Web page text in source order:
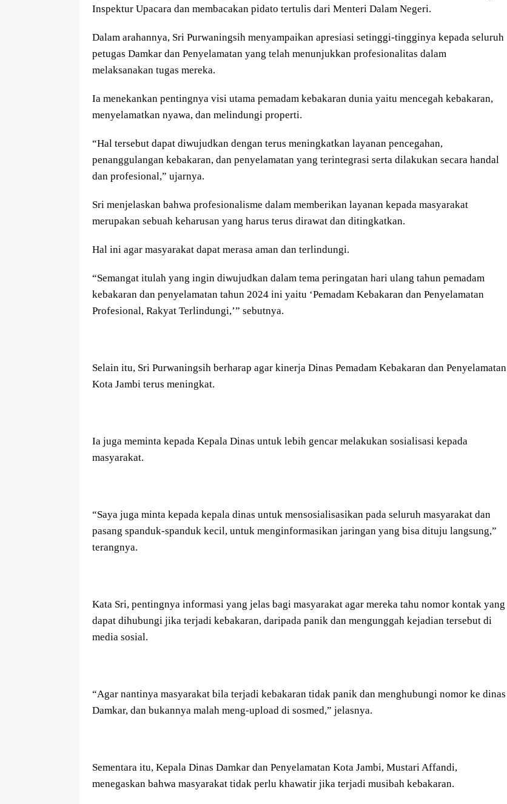
Inspektur Upacara dan membacakan pidato tertulis dari Menteri Dalam Negeri.
Dalam arahannya, Sri Purwaningsih menyampaikan apresiasi setinggi-tingginya kepada seluruh
petugas Damkar dan Penyelamatan yang telah menunjukkan profesionalitas dalam
melaksanakan tugas mereka.
Ia menekankan pentingnya visi utama pemadam kebakaran dunia yaitu mencegah kebakaran,
menyelamatkan nyawa, dan melindungi properti.
“Hal tersebut dapat diwujudkan dengan terus meningkatkan layanan pencegahan,
penanggulangan kebakaran, dan penyelamatan yang terintegrasi serta dilakukan secara handal
dan profesional,” ujarnya.
Sri menjelaskan bahwa profesionalisme dalam memberikan layanan kepada masyarakat
merupakan sebuah keharusan yang harus terus dirawat dan ditingkatkan.
Hal ini agar masyarakat dapat merasa aman dan terlindungi.
“Semangat itulah yang ingin diwujudkan dalam tema peringatan hari ulang tahun pemadam
kebakaran dan penyelamatan tahun 2024 ini yaitu ‘Pemadam Kebakaran dan Penyelamatan
Profesional, Rakyat Terlindungi,’” sebutnya.
Selain itu, Sri Purwaningsih berharap agar kinerja Dinas Pemadam Kebakaran dan Penyelamatan
Kota Jambi terus meningkat.
Ia juga meminta kepada Kepala Dinas untuk lebih gencar melakukan sosialisasi kepada
masyarakat.
“Saya juga minta kepada kepala dinas untuk mensosialisasikan pada seluruh masyarakat dan
pasang spanduk-spanduk kecil, untuk menginformasikan jaringan yang bisa dituju langsung,”
terangnya.
Kata Sri, pentingnya informasi yang jelas bagi masyarakat agar mereka tahu nomor kontak yang
dapat dihubungi jika terjadi kebakaran, daripada panik dan mengunggah kejadian tersebut di
media sosial.
“Agar nantinya masyarakat bila terjadi kebakaran tidak panik dan menghubungi nomor ke dinas
Damkar, dan bukannya malah meng-upload di sosmed,” jelasnya.
Sementara itu, Kepala Dinas Damkar dan Penyelamatan Kota Jambi, Mustari Affandi,
menegaskan bahwa masyarakat tidak perlu khawatir jika terjadi musibah kebakaran.